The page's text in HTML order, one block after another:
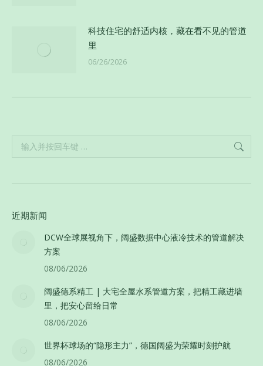
科技住宅的舒适内核，藏在看不见的管道
里
06/26/2026
Search:
近期新闻
DCW全球展视角下，阔盛数据中心液冷技术的管道解决
方案
08/06/2026
阔盛德系精工 | 大宅全屋水系管道方案，把精工藏进墙
里，把安心留给日常
08/06/2026
世界杯球场的“隐形主力”，德国阔盛为荣耀时刻护航
08/06/2026